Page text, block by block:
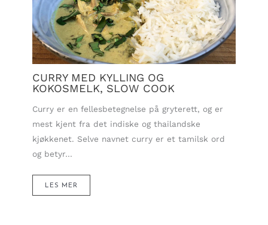
CURRY MED KYLLING OG
KOKOSMELK, SLOW COOK
Curry er en fellesbetegnelse på gryterett, og er
mest kjent fra det indiske og thailandske
kjøkkenet. Selve navnet curry er et tamilsk ord
og betyr…
LES MER